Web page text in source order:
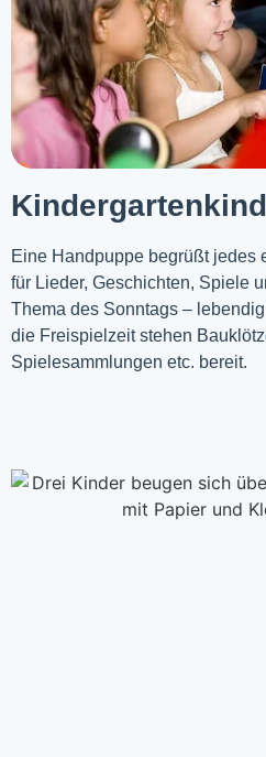
Eine Handpuppe begrüßt jedes
für Lieder, Geschichten, Spiele
Thema des Sonntags –
die Freispielzeit stehen
Spielesammlungen etc. bereit.